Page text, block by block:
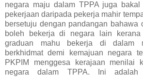
negara maju dalam TPPA juga bakal
pekerjaan daripada pekerja mahir
bersetuju dengan pandangan bahawa
boleh bekerja di negara lain kerana
graduan mahu bekerja di dalam
berkhidmat demi kemajuan negara
PKPIM menggesa kerajaan menilai
negara dalam TPPA. Ini adalah